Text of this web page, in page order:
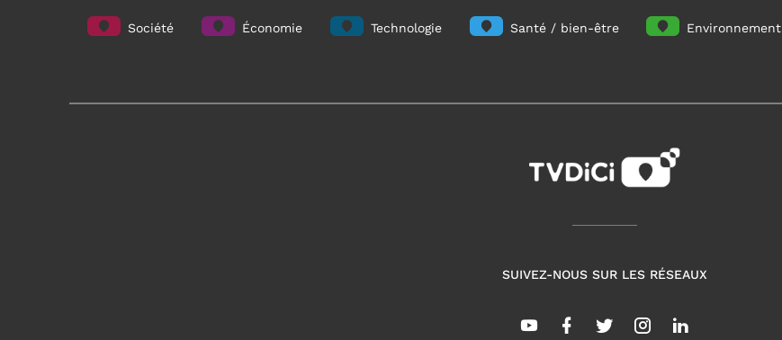
Société Économie Technologie Santé / bien-être Environnement
SUIVEZ-NOUS SUR LES RÉSEAUX